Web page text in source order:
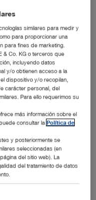
quirófanos
quirófanos
por año
por año
Hospital de los
similares para medir y
para proporcionar una
para fines de marketing.
& Co. KG o terceros que
incluyendo datos
y/o obtienen acceso a la
dispositivo y/o recopilan,
carácter personal, del
Para ello requerimos su
más información sobre el
consultar laPolítica de
y posteriormente se
seleccionadas (en
del sitio web). La
del tratamiento de datos